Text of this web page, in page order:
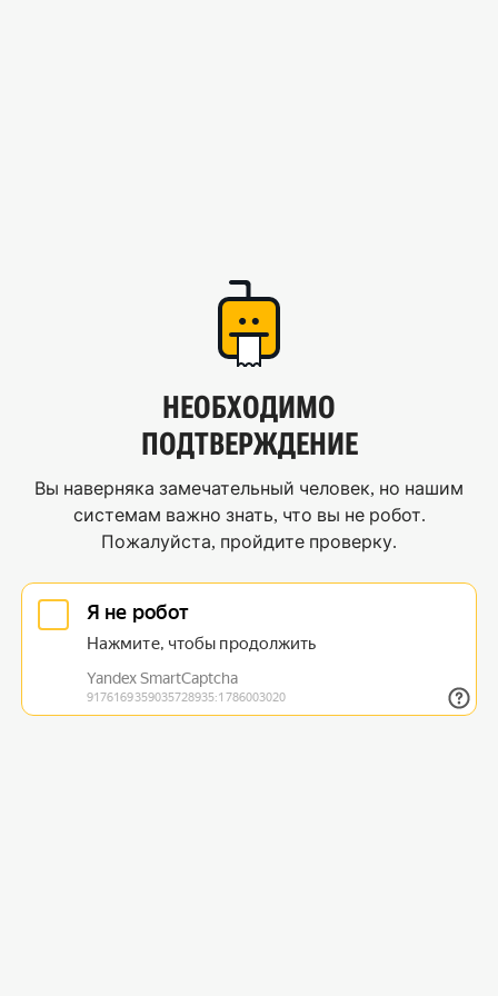
НЕОБХОДИМО
ПОДТВЕРЖДЕНИЕ
Вы наверняка замечательный человек, но нашим
системам важно знать, что вы не робот.
Пожалуйста, пройдите проверку.